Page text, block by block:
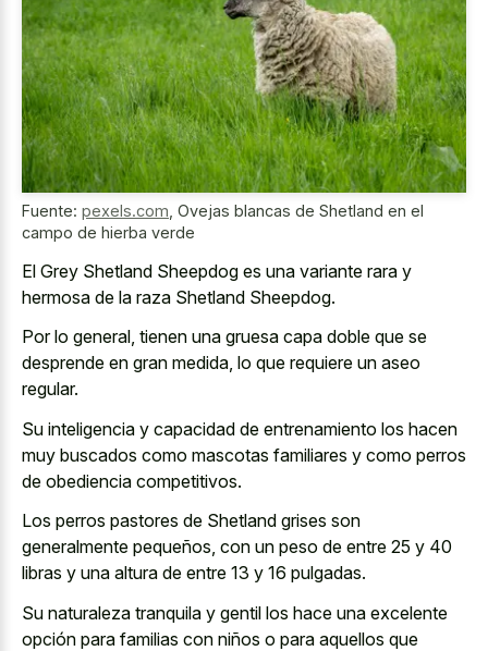
Fuente: pexels.com Ovejas blancas de Shetland en el
campo de hierba verde
El Grey Shetland Sheepdog es una variante rara y
hermosa de la raza Shetland Sheepdog.
Por lo general, tienen una gruesa capa doble que se
desprende en gran medida, lo que requiere un aseo
regular.
Su inteligencia y capacidad de entrenamiento los hacen
muy buscados como mascotas familiares y como perros
de obediencia competitivos.
Los perros pastores de Shetland grises son
generalmente pequeños, con un peso de entre 25 y 40
libras y una altura de entre 13 y 16 pulgadas.
Su naturaleza tranquila y gentil los hace una excelente
opción para familias con niños o para aquellos que